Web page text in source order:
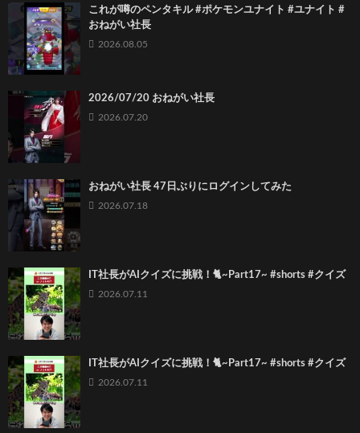
これが噂のペンタキル #ポケモンユナイト #ユナイト #
おねがい社長
2026.08.05
2026/07/20 おねがい社長
2026.07.20
おねがい社長 47日ぶりにログインしてみた
2026.07.18
IT社長がAIクイズに挑戦！🐈~Part17~ #shorts #クイズ
2026.07.11
IT社長がAIクイズに挑戦！🐈~Part17~ #shorts #クイズ
2026.07.11